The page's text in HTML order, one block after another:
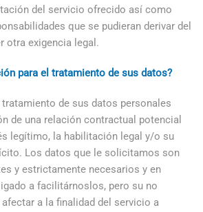
del servicio ofrecido así como
que se pudieran derivar del
otra exigencia legal.
para el tratamiento de sus datos?
tratamiento de sus datos personales
de una relación contractual potencial
legítimo, la habilitación legal y/o su
Los datos que le solicitamos son
y estrictamente necesarios y en
a facilitárnoslos, pero su no
a la finalidad del servicio a